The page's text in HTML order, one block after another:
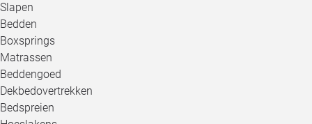
Slapen
Bedden
Boxsprings
Matrassen
Beddengoed
Dekbedovertrekken
Bedspreien